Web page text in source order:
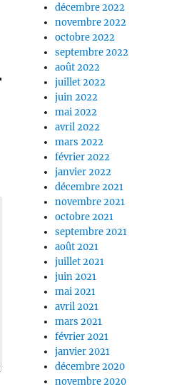
décembre 2022
novembre 2022
octobre 2022
septembre 2022
août 2022
juillet 2022
juin 2022
mai 2022
avril 2022
mars 2022
février 2022
janvier 2022
décembre 2021
novembre 2021
octobre 2021
septembre 2021
août 2021
juillet 2021
juin 2021
mai 2021
avril 2021
mars 2021
février 2021
janvier 2021
décembre 2020
novembre 2020